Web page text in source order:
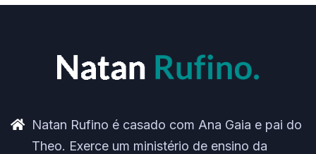
Natan Rufino é casado com Ana Gaia e pai do
Theo. Exerce um ministério de ensino da